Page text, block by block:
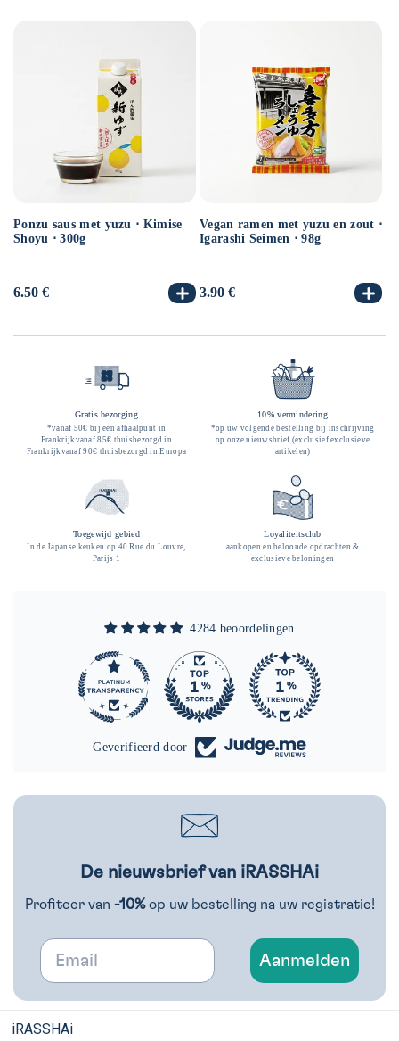
Ponzu saus met yuzu ⋅ Kimise
Shoyu ⋅ 300g
Normale
6.50 €
Vegan ramen met yuzu en zout ⋅
Igarashi Seimen ⋅ 98g
Normale
3.90 €
Gratis bezorging
*vanaf 50€ bij een afhaalpunt in
Frankrijkvanaf 85€ thuisbezorgd in
Frankrijkvanaf 90€ thuisbezorgd in Europa
10% vermindering
*op uw volgende bestelling bij inschrijving
op onze nieuwsbrief (exclusief exclusieve
artikelen)
Toegewijd gebied
In de Japanse keuken op 40 Rue du Louvre,
Parijs 1
Loyaliteitsclub
aankopen en beloonde opdrachten &
exclusieve beloningen
4284 beoordelingen
Geverifieerd door
De nieuwsbrief van iRASSHAi
Profiteer van -10%op uw bestelling na uw registratie!
Email
Aanmelden
iRASSHAi